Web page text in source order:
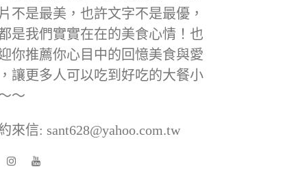
不是最美，也許文字不是最優，
是我們實實在在的美食心情！也
你推薦你心目中的回憶美食與愛
讓更多人可以吃到好吃的大餐小
～
來信: sant628@yahoo.com.tw